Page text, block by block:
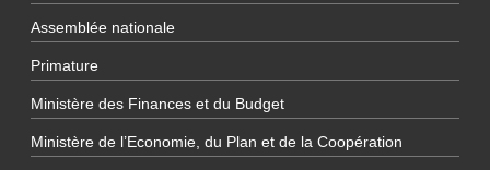
Assemblée nationale
Primature
Ministère des Finances et du Budget
Ministère de l’Economie, du Plan et de la Coopération